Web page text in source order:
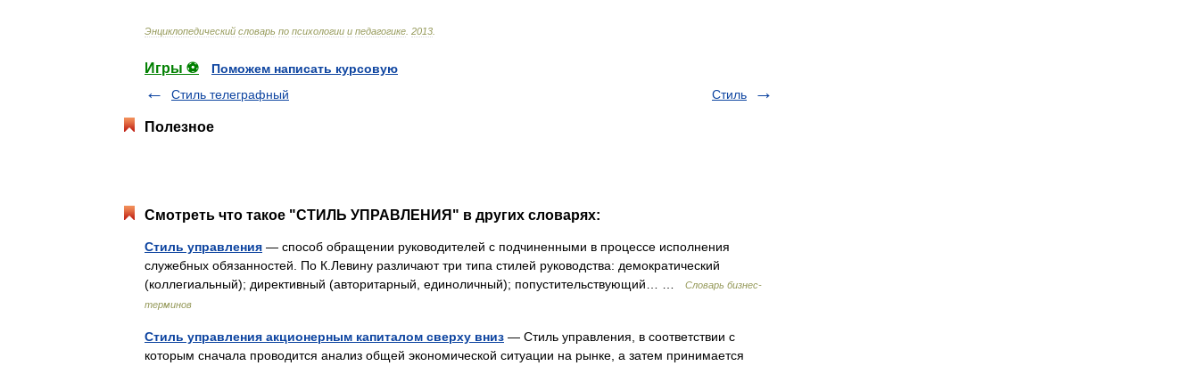
Энциклопедический словарь по психологии и педагогике 2013
Игры ⚽
Поможем написать курсовую
Стиль телеграфный
Стиль
Полезное
Смотреть что такое "СТИЛЬ УПРАВЛЕНИЯ" в других словарях:
Стиль управления — способ обращении руководителей с подчиненными в процессе исполнения
служебных обязанностей. По К.Левину различают три типа стилей руководства: демократический
(коллегиальный); директивный (авторитарный, единоличный); попустительствующий… …
Словарь бизнес-
терминов
Стиль управления акционерным капиталом сверху вниз — Стиль управления, в соответствии с
которым сначала проводится анализ общей экономической ситуации на рынке, а затем принимается